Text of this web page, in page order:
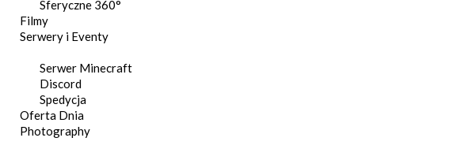
Sferyczne 360°
Filmy
Serwery i Eventy
Serwer Minecraft
Discord
Spedycja
Oferta Dnia
Photography